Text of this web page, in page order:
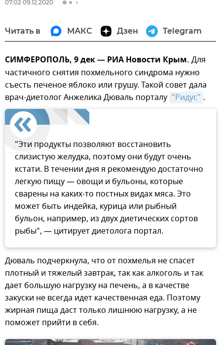
07:02 09.12.2020
Читать в МАКС Дзен Telegram
СИМФЕРОПОЛЬ, 9 дек — РИА Новости Крым. Для
частичного снятия похмельного синдрома нужно
съесть печеное яблоко или грушу. Такой совет дала
врач-диетолог Анжелика Дюваль порталу "Ридус" .
"Эти продукты позволяют восстановить
слизистую желудка, поэтому они будут очень
кстати. В течении дня я рекомендую достаточно
легкую пищу — овощи и бульоны, которые
сварены на каких-то постных видах мяса. Это
может быть индейка, курица или рыбный
бульон, например, из двух диетических сортов
рыбы", — цитирует диетолога портал.
Дюваль подчеркнула, что от похмелья не спасет
плотный и тяжелый завтрак, так как алкоголь и так
дает большую нагрузку на печень, а в качестве
закуски не всегда идет качественная еда. Поэтому
жирная пища даст только лишнюю нагрузку, а не
поможет прийти в себя.